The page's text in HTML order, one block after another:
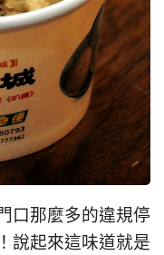
口那麼多的違規停
說起來這味道就是